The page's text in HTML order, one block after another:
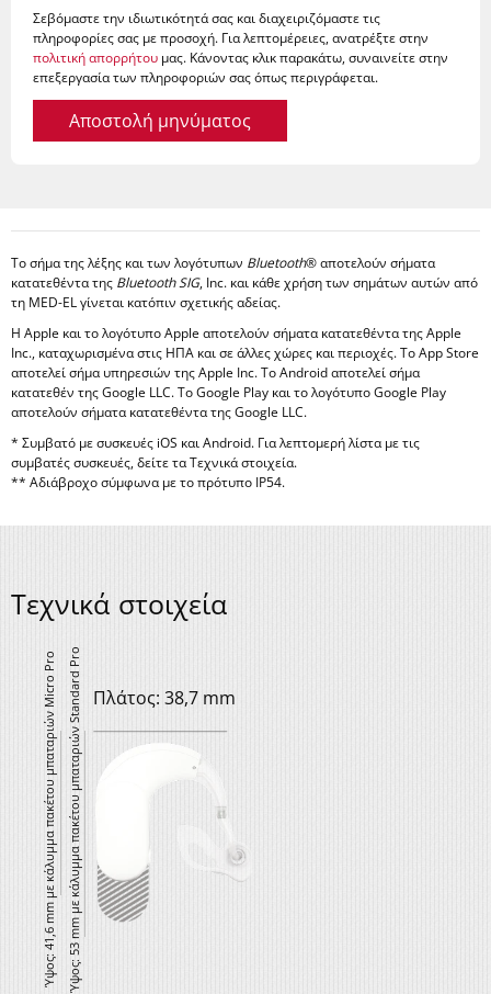
Σεβόμαστε την ιδιωτικότητά σας και διαχειριζόμαστε τις
πληροφορίες σας με προσοχή. Για λεπτομέρειες, ανατρέξτε στην
πολιτική απορρήτου μας. Κάνοντας κλικ παρακάτω, συναινείτε στην
επεξεργασία των πληροφοριών σας όπως περιγράφεται.
Αποστολή μηνύματος
Το σήμα της λέξης και των λογότυπων Bluetooth® αποτελούν σήματα
κατατεθέντα της Bluetooth SIG, Inc. και κάθε χρήση των σημάτων αυτών από
τη MED-EL γίνεται κατόπιν σχετικής αδείας.
Η Apple και το λογότυπο Apple αποτελούν σήματα κατατεθέντα της Apple
Inc., καταχωρισμένα στις ΗΠΑ και σε άλλες χώρες και περιοχές. Το App Store
αποτελεί σήμα υπηρεσιών της Apple Inc. Το Android αποτελεί σήμα
κατατεθέν της Google LLC. Το Google Play και το λογότυπο Google Play
αποτελούν σήματα κατατεθέντα της Google LLC.
* Συμβατό με συσκευές iOS και Android. Για λεπτομερή λίστα με τις
συμβατές συσκευές, δείτε τα Τεχνικά στοιχεία.
** Αδιάβροχο σύμφωνα με το πρότυπο IP54.
Τεχνικά στοιχεία
Πλάτος: 38,7 mm
Ύψος: 53 mm με κάλυμμα πακέτου μπαταριών Standard Pro
Ύψος: 41,6 mm με κάλυμμα πακέτου μπαταριών Micro Pro